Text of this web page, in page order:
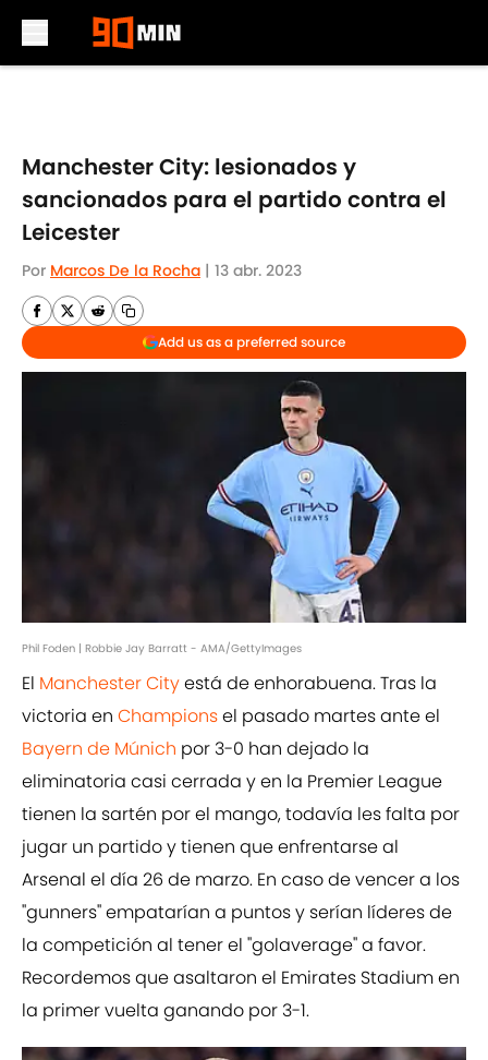
Manchester City: lesionados y
sancionados para el partido contra el
Leicester
Por Marcos De la Rocha | 13 abr. 2023
Add us as a preferred source
Phil Foden | Robbie Jay Barratt - AMA/GettyImages
El Manchester Cityestá de enhorabuena. Tras la
victoria en Championsel pasado martes ante el
Bayern de Múnich por 3-0 han dejado la
eliminatoria casi cerrada y en la Premier League
tienen la sartén por el mango, todavía les falta por
jugar un partido y tienen que enfrentarse al
Arsenal el día 26 de marzo. En caso de vencer a los
''gunners'' empatarían a puntos y serían líderes de
la competición al tener el ''golaverage'' a favor.
Recordemos que asaltaron el Emirates Stadium en
la primer vuelta ganando por 3-1.